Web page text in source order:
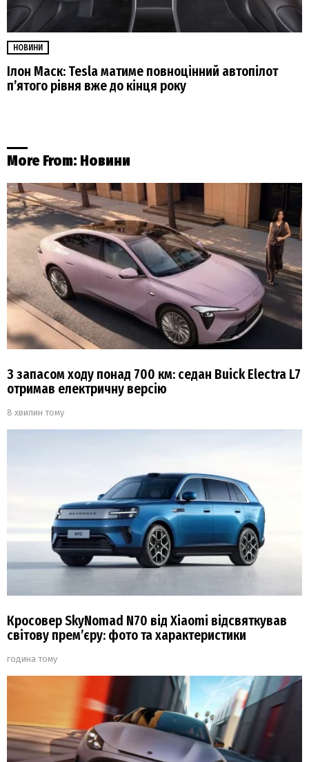
НОВИНИ
Ілон Маск: Tesla матиме повноцінний автопілот
п’ятого рівня вже до кінця року
More From: Новини
З запасом ходу понад 700 км: седан Buick Electra L7
отримав електричну версію
8 хвилин тому
Кросовер SkyNomad N70 від Xiaomi відсвяткував
світову прем’єру: фото та характеристики
година тому